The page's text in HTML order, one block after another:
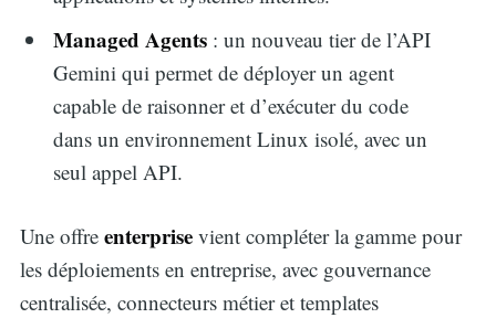
Managed Agents : un nouveau tier de l’API
Gemini qui permet de déployer un agent
capable de raisonner et d’exécuter du code
dans un environnement Linux isolé, avec un
seul appel API.
Une offre enterprisevient compléter la gamme pour
les déploiements en entreprise, avec gouvernance
centralisée, connecteurs métier et templates